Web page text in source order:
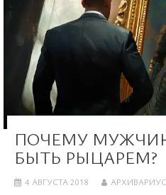
ПОЧЕМУ
БЫТЬ РЫЦАРЕМ?
4 АВГУСТА 2018 АРХИВАРИУС